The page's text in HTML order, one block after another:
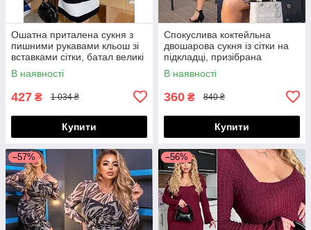
Ошатна приталена сукня з
пишними рукавами кльош зі
вставками сітки, батал великі
розміри
В наявності
427 ₴ 1 034 ₴
Купити
Спокуслива коктейльна
двошарова сукня із сітки на
підкладці, призібрана
спереду, норма і батал великі
розміри
В наявності
360 ₴ 840 ₴
Купити
–57% –56%